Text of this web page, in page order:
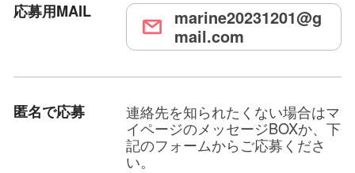
応募用MAIL
marine20231201@g
mail.com
匿名で応募
連絡先を知られたくない場合はマ
イページのメッセージBOXか、下
記のフォームからご応募くださ
い。